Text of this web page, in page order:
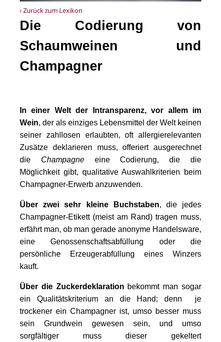
‹ Zurück zum Lexikon
Die Codierung von
Schaumweinen und
Champagner
In einer Welt der Intransparenz, vor allem im
Wein, der als einziges Lebensmittel der Welt keinen
seiner zahllosen erlaubten, oft allergierelevanten
Zusätze deklarieren muss, offeriert ausgerechnet
die Champagne eine Codierung, die die
Möglichkeit gibt, qualitative Auswahlkriterien beim
Champagner-Erwerb anzuwenden.
Über zwei sehr kleine Buchstaben, die jedes
Champagner-Etikett (meist am Rand) tragen muss,
erfährt man, ob man gerade anonyme Handelsware,
eineGenossenschaftsabfüllung oderdie
persönliche Erzeugerabfüllung eines Winzers
kauft.
Über die Zuckerdeklaration bekommt man sogar
ein Qualitätskriterium an die Hand; denn je
trockener ein Champagner ist, umso besser muss
sein Grundwein gewesen sein, und umso
sorgfältiger muss dieser gekeltert